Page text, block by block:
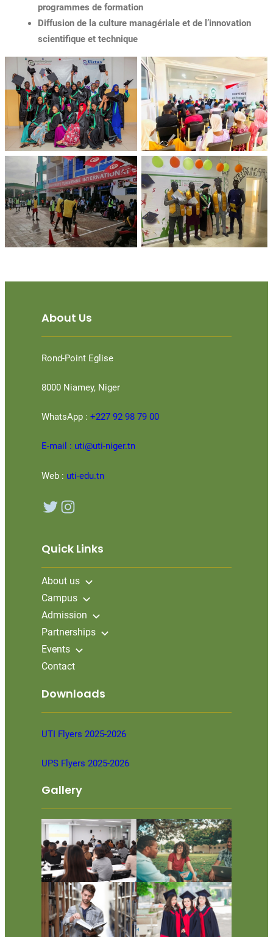
programmes de formation
Diffusion de la culture managériale et de l’innovation
scientifique et technique
About Us
Rond-Point Eglise
8000 Niamey, Niger
WhatsApp : +227 92 98 79 00
E-mail : uti@uti-niger.tn
Web : uti-edu.tn
Twitter Instagram
Quick Links
About us
Campus
Admission
Partnerships
Events
Contact
Downloads
UTI Flyers 2025-2026
UPS Flyers 2025-2026
Gallery